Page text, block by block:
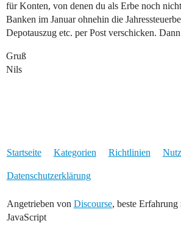
für Konten, von denen du als Erbe noch
Banken im Januar ohnehin die
Depotauszug etc. per Post verschicken.
Gruß
Nils
Startseite Kategorien Richtlinien
Datenschutzerklärung
Angetrieben von Discourse, beste
JavaScript